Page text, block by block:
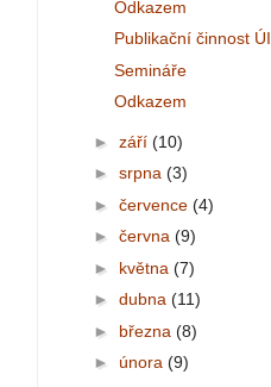
Odkazem
Publikační činnost ÚI
Semináře
Odkazem
► září (10)
► srpna (3)
► července (4)
► června (9)
► května (7)
► dubna (11)
► března (8)
► února (9)